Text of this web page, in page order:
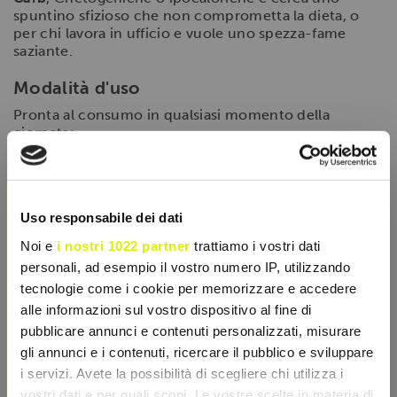
×
Uso responsabile dei dati
Noi e i nostri 1022 partner trattiamo i vostri dati
personali, ad esempio il vostro numero IP, utilizzando
tecnologie come i cookie per memorizzare e accedere
alle informazioni sul vostro dispositivo al fine di
pubblicare annunci e contenuti personalizzati, misurare
gli annunci e i contenuti, ricercare il pubblico e sviluppare
i servizi. Avete la possibilità di scegliere chi utilizza i
spuntino sfizioso che non comprometta la dieta, o
per chi lavora in ufficio e vuole uno spezza-fame
saziante.
Modalità d'uso
Pronta al consumo in qualsiasi momento della
giornata:
spuntino post-workoutper nutrire
i muscoli e sfruttare la finestra anabolica.
pomeriggio per placare la fame nervosa.
Un'alternativa sana al dessert quando si ha voglia
di qualcosa di dolce.
SCHEDA TECNICA
CARATTERISTICHE